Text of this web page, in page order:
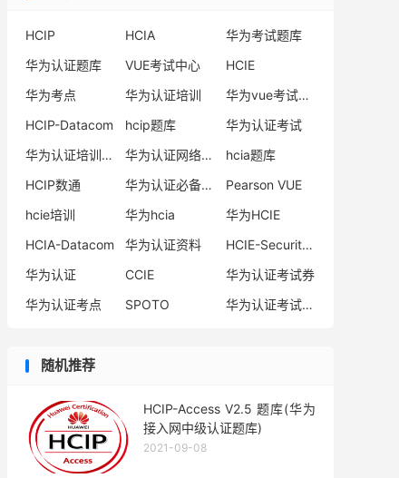
HCIP HCIA
华为考试题库
华为认证题库
VUE考试中心
HCIE
华为考点
华为认证培训
华为vue考试中心
HCIP-Datacom
hcip题库
华为认证考试
华为认证培训机构
华为认证网络工程师
hcia题库
HCIP数通
华为认证必备电子书系列
Pearson VUE
hcie培训
华为hcia
华为HCIE
HCIA-Datacom
华为认证资料
HCIE-Security备考指南
华为认证
CCIE
华为认证考试券
华为认证考点
SPOTO 华为认证考试费用
随机推荐
HCIP-Access V2.5 题库(华为
接入网中级认证题库)
2021-09-08